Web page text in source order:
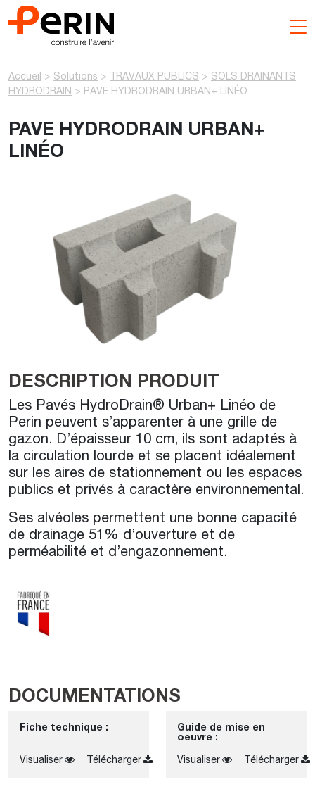
Aller
au
Accueil > Solutions > TRAVAUX PUBLICS > SOLS DRAINANTS
HYDRODRAIN > PAVE HYDRODRAIN URBAN+ LINÉO
DESCRIPTION PRODUIT
Les Pavés HydroDrain® Urban+ Linéo de
Perin peuvent s’apparenter à une grille de
gazon. D’épaisseur 10 cm, ils sont adaptés à
la circulation lourde et se placent idéalement
sur les aires de stationnement ou les espaces
publics et privés à caractère environnemental.
Ses alvéoles permettent une bonne capacité
de drainage 51% d’ouverture et de
perméabilité et d’engazonnement.
PAVE HYDRODRAIN URBAN+
LINÉO
DOCUMENTATIONS
Fiche technique :
Visualiser Télécharger
Guide de mise en
oeuvre :
Visualiser
Télécharger